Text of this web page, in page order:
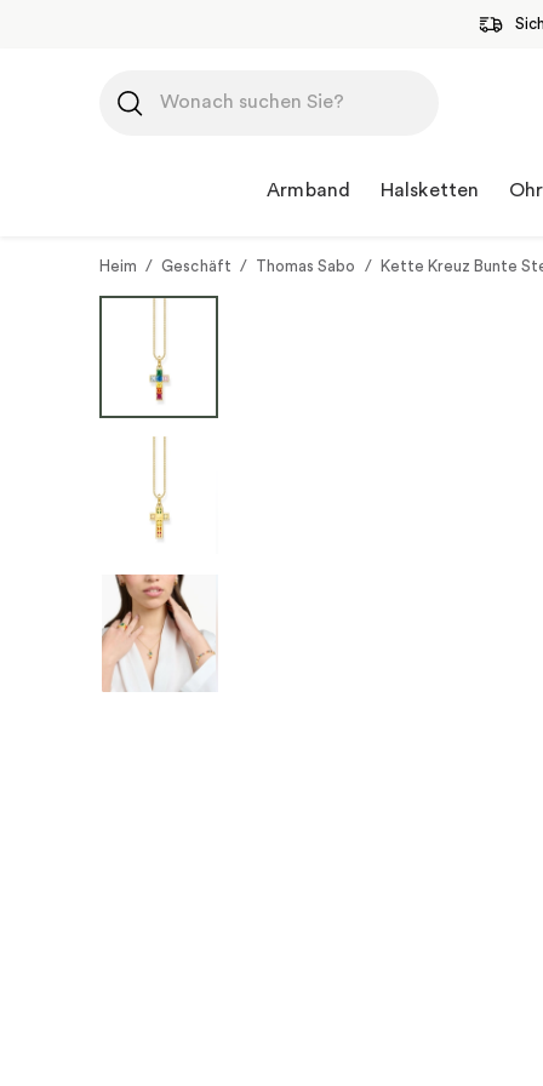
Inhalt
springen
Armband Halsketten
Heim / Geschäft / Thomas Sabo / Kette Kreuz Bunte